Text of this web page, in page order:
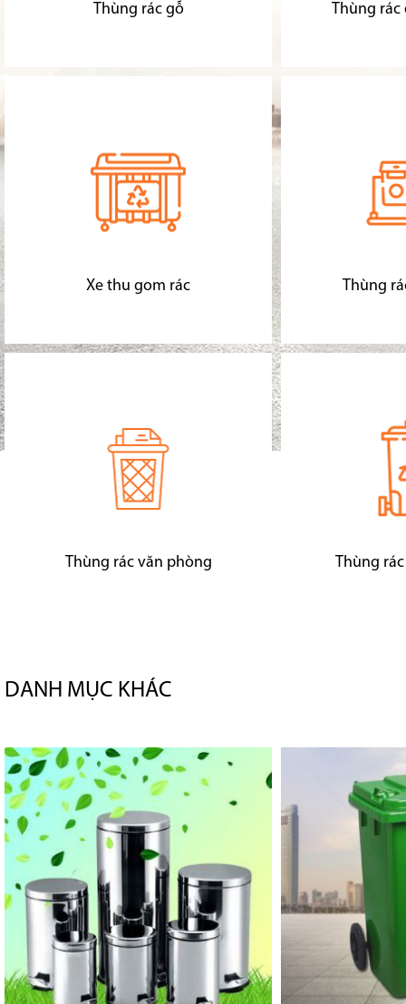
Thùng rác gỗ Thùng
Xe thu gom rác Thùng
Thùng rác văn phòng Thùng
DANH MỤC KHÁC